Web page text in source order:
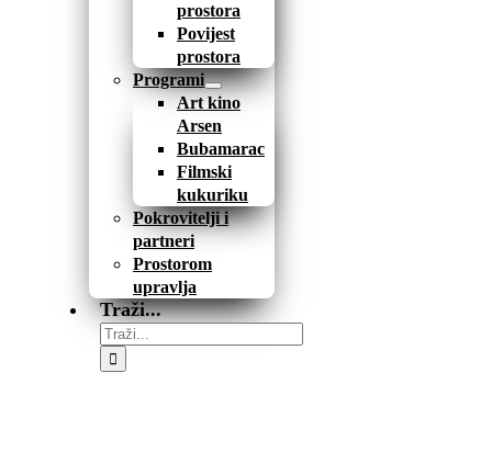
prostora
Povijest
prostora
Programi
Art kino
Arsen
Bubamarac
Filmski
kukuriku
Pokrovitelji i
partneri
Prostorom
upravlja
Traži...